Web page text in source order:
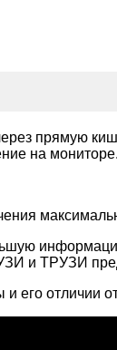
прямую
на мониторе.
информацию
и ТРУЗИ
его отличии